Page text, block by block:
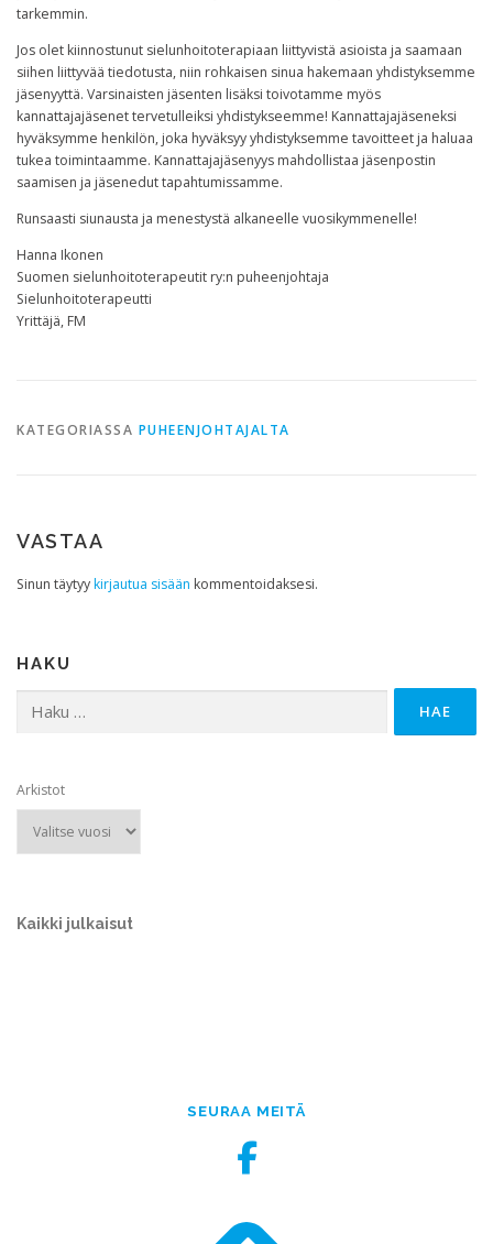
tarkemmin.
Jos olet kiinnostunut sielunhoitoterapiaan liittyvistä asioista ja saamaan
siihen liittyvää tiedotusta, niin rohkaisen sinua hakemaan yhdistyksemme
jäsenyyttä. Varsinaisten jäsenten lisäksi toivotamme myös
kannattajajäsenet tervetulleiksi yhdistykseemme! Kannattajajäseneksi
hyväksymme henkilön, joka hyväksyy yhdistyksemme tavoitteet ja haluaa
tukea toimintaamme. Kannattajajäsenyys mahdollistaa jäsenpostin
saamisen ja jäsenedut tapahtumissamme.
Runsaasti siunausta ja menestystä alkaneelle vuosikymmenelle!
Hanna Ikonen
Suomen sielunhoitoterapeutit ry:n puheenjohtaja
Sielunhoitoterapeutti
Yrittäjä, FM
KATEGORIASSA PUHEENJOHTAJALTA
VASTAA
Sinun täytyykirjautua sisään kommentoidaksesi.
HAKU
Arkistot
Kaikki julkaisut
SEURAA MEITÄ